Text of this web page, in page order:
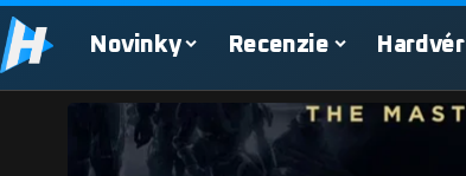
Novinky Recenzie Hardvér